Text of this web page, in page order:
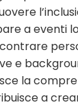
a eventi
e
la
a